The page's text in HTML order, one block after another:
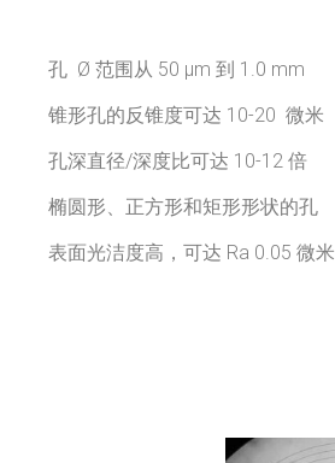
孔 Ø 范围从 50 µm 到 1.0 mm
锥形孔的反锥度可达 10-20 微米
孔深直径/深度比可达 10-12 倍
椭圆形、正方形和矩形形状的孔
表面光洁度高，可达 Ra 0.05 微米